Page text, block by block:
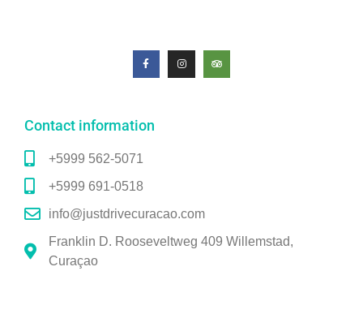
Contact information
+5999 562-5071
+5999 691-0518
info@justdrivecuracao.com
Franklin D. Rooseveltweg 409 Willemstad,
Curaçao